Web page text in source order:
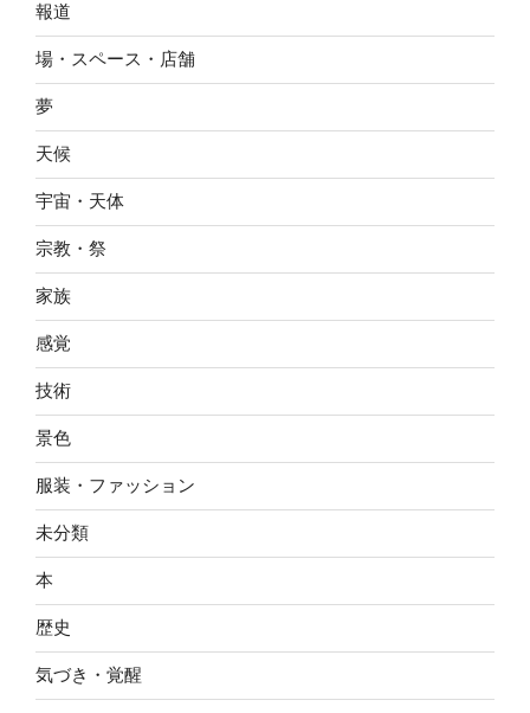
報道
場・スペース・店舗
夢
天候
宇宙・天体
宗教・祭
家族
感覚
技術
景色
服装・ファッション
未分類
本
歴史
気づき・覚醒